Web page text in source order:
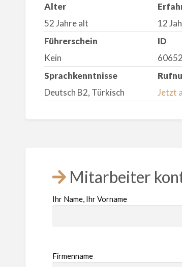
Alter
52 Jahre alt
12
Führerschein
Kein
ID
Sprachkenntnisse
Deutsch B2, Türkisch
Jetzt
Mitarbeiter
Ihr Name, Ihr Vorname
Firmenname